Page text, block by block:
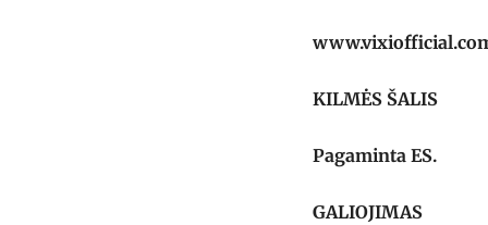
KILMĖS ŠALIS
Pagaminta ES.
GALIOJIMAS